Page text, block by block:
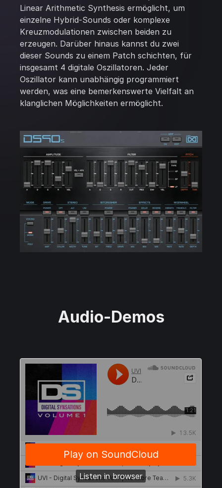
Linear Arithmetic Synthesis ermöglicht, um
einzelne Hybrid-Sounds oder komplexe
Kreuzmodulationen zwischen beiden zu
erzeugen. Darüber hinaus kannst du zwei
dieser Sounds zu einem Patch schichten, für
insgesamt 4 digitale Oszillatoren. Jeder
Oszillator kann unabhängig programmiert
werden, was eine bemerkenswerte Vielfalt an
klanglichen Möglichkeiten ermöglicht.
Audio-Demos